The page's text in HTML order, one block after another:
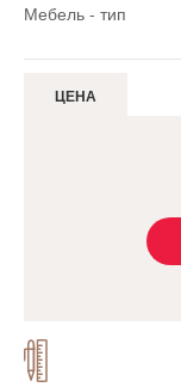
Мебель - тип
ЦЕНА